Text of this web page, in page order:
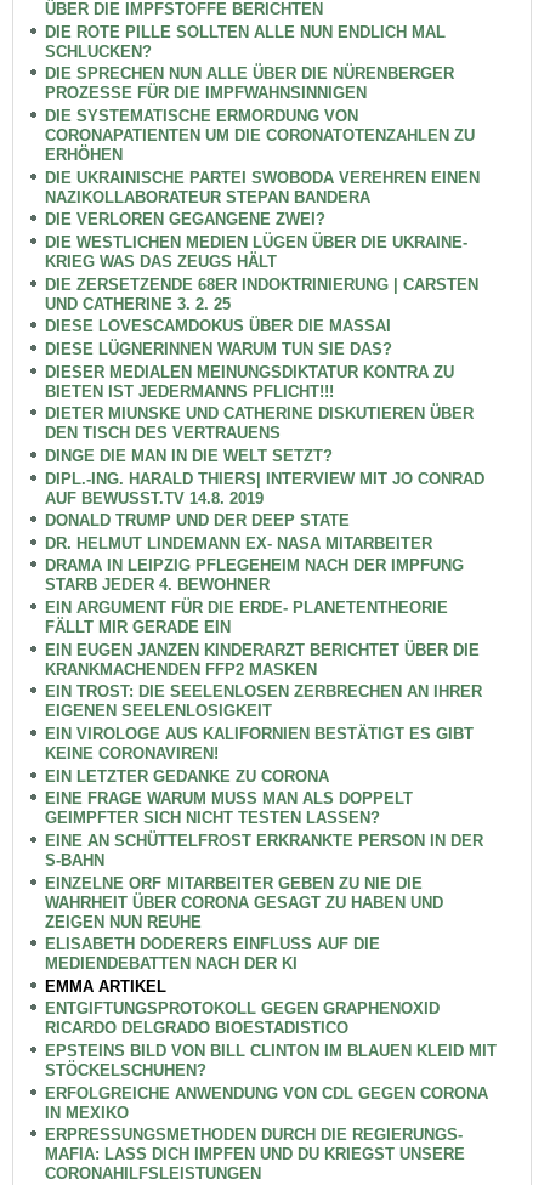
ÜBER DIE IMPFSTOFFE BERICHTEN
DIE ROTE PILLE SOLLTEN ALLE NUN ENDLICH MAL
SCHLUCKEN?
DIE SPRECHEN NUN ALLE ÜBER DIE NÜRENBERGER
PROZESSE FÜR DIE IMPFWAHNSINNIGEN
DIE SYSTEMATISCHE ERMORDUNG VON
CORONAPATIENTEN UM DIE CORONATOTENZAHLEN ZU
ERHÖHEN
DIE UKRAINISCHE PARTEI SWOBODA VEREHREN EINEN
NAZIKOLLABORATEUR STEPAN BANDERA
DIE VERLOREN GEGANGENE ZWEI?
DIE WESTLICHEN MEDIEN LÜGEN ÜBER DIE UKRAINE-
KRIEG WAS DAS ZEUGS HÄLT
DIE ZERSETZENDE 68ER INDOKTRINIERUNG | CARSTEN
UND CATHERINE 3. 2. 25
DIESE LOVESCAMDOKUS ÜBER DIE MASSAI
DIESE LÜGNERINNEN WARUM TUN SIE DAS?
DIESER MEDIALEN MEINUNGSDIKTATUR KONTRA ZU
BIETEN IST JEDERMANNS PFLICHT!!!
DIETER MIUNSKE UND CATHERINE DISKUTIEREN ÜBER
DEN TISCH DES VERTRAUENS
DINGE DIE MAN IN DIE WELT SETZT?
DIPL.-ING. HARALD THIERS| INTERVIEW MIT JO CONRAD
AUF BEWUSST.TV 14.8. 2019
DONALD TRUMP UND DER DEEP STATE
DR. HELMUT LINDEMANN EX- NASA MITARBEITER
DRAMA IN LEIPZIG PFLEGEHEIM NACH DER IMPFUNG
STARB JEDER 4. BEWOHNER
EIN ARGUMENT FÜR DIE ERDE- PLANETENTHEORIE
FÄLLT MIR GERADE EIN
EIN EUGEN JANZEN KINDERARZT BERICHTET ÜBER DIE
KRANKMACHENDEN FFP2 MASKEN
EIN TROST: DIE SEELENLOSEN ZERBRECHEN AN IHRER
EIGENEN SEELENLOSIGKEIT
EIN VIROLOGE AUS KALIFORNIEN BESTÄTIGT ES GIBT
KEINE CORONAVIREN!
EIN LETZTER GEDANKE ZU CORONA
EINE FRAGE WARUM MUSS MAN ALS DOPPELT
GEIMPFTER SICH NICHT TESTEN LASSEN?
EINE AN SCHÜTTELFROST ERKRANKTE PERSON IN DER
S-BAHN
EINZELNE ORF MITARBEITER GEBEN ZU NIE DIE
WAHRHEIT ÜBER CORONA GESAGT ZU HABEN UND
ZEIGEN NUN REUHE
ELISABETH DODERERS EINFLUSS AUF DIE
MEDIENDEBATTEN NACH DER KI
EMMA ARTIKEL
ENTGIFTUNGSPROTOKOLL GEGEN GRAPHENOXID
RICARDO DELGRADO BIOESTADISTICO
EPSTEINS BILD VON BILL CLINTON IM BLAUEN KLEID MIT
STÖCKELSCHUHEN?
ERFOLGREICHE ANWENDUNG VON CDL GEGEN CORONA
IN MEXIKO
ERPRESSUNGSMETHODEN DURCH DIE REGIERUNGS-
MAFIA: LASS DICH IMPFEN UND DU KRIEGST UNSERE
CORONAHILFSLEISTUNGEN